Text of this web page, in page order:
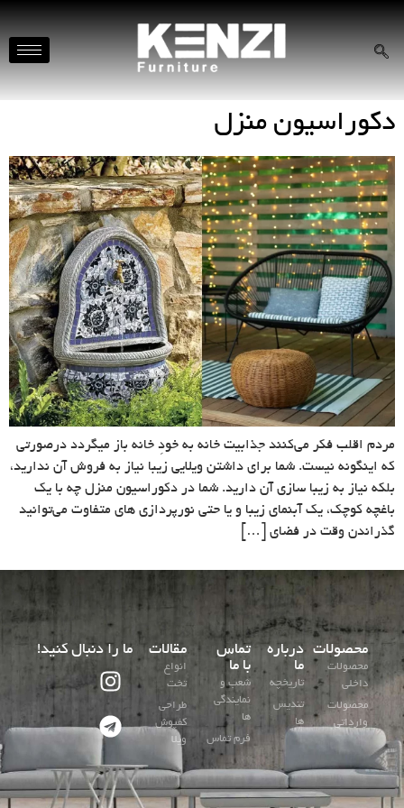
دکوراسیون منزل
مردم اقلب فکر می‌کنند جذابیت خانه به خودِ خانه باز میگردد درصورتی
که اینگونه نیست. شما برای داشتن ویلایی زیبا نیاز به فروش آن ندارید،
بلکه نیاز به زیبا سازی آن دارید. شما در دکوراسیون منزل چه با یک
باغچه کوچک، یک آبنمای زیبا و یا حتی نورپردازی های متفاوت می‌توانید
گذراندن وقت در فضای […]
محصولات
محصولات
داخلی
محصولات
وارداتی
درباره
ما
تاریخچه
تندیس
ها
تماس
با ما
شعب و
نمایندگی
ها
فرم تماس
مقالات
انواع
تخت
طراحی
کفپوش
ویلا
ما را دنبال کنید!